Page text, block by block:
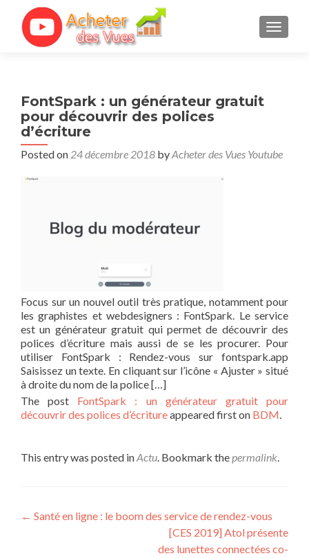
FontSpark : un générateur gratuit
pour découvrir des polices
d’écriture
Posted on 24 décembre 2018 byAcheter des Vues Youtube
Focus sur un nouvel outil très pratique, notamment pour
les graphistes et webdesigners : FontSpark. Le service
est un générateur gratuit qui permet de découvrir des
polices d’écriture mais aussi de se les procurer. Pour
utiliser FontSpark : Rendez-vous sur fontspark.app
Saisissez un texte. En cliquant sur l’icône « Ajuster » situé
à droite du nom de la police […]
The post FontSpark : un générateur gratuit pour
découvrir des polices d’écritureappeared first on BDM.
This entry was posted inActu. Bookmark thepermalink.
Post navigation
← Santé en ligne : le boom des service de rendez-vous
[CES 2019] Atol présente
des lunettes connectées co-